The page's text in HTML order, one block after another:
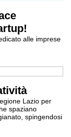
alle imprese
Lazio per
spaziano
spingendosi